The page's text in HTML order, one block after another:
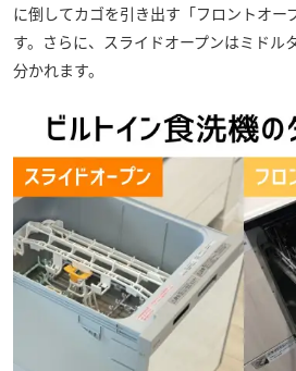
に倒してカゴを引き出す「フロントオー
す。さらに、スライドオープンはミドル
分かれます。